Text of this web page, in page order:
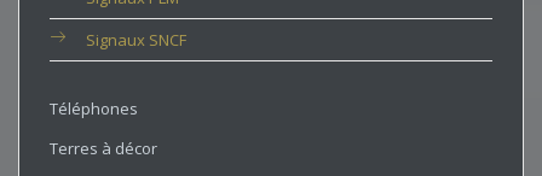
Signaux SNCF
Téléphones
Terres à décor